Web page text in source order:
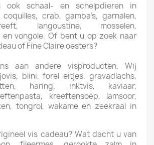
ook schaal- en schelpdieren in
coquilles, crab, gamba’s, garnalen,
langoustine, mosselen,
en vongole. Of bent u op zoek naar
of Fine Claire oesters?
aan andere visproducten. Wij
blini, forel eitjes, gravadlachs,
haring, inktvis, kaviaar,
kreeftensoep, lamsoor,
tongrol, wakame en zeekraal in
vis cadeau? Wat dacht u van